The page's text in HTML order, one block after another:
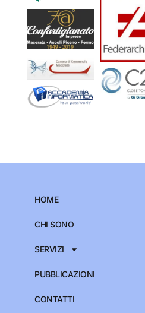
HOME
CHI SONO
SERVIZI
PUBBLICAZIONI
CONTATTI